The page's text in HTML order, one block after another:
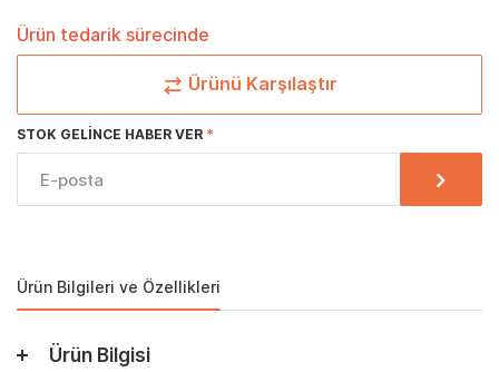
Ürün tedarik sürecinde
Ürünü Karşılaştır
STOK GELINCE HABER VER
Ürün Bilgileri ve Özellikleri
Ürün Bilgisi